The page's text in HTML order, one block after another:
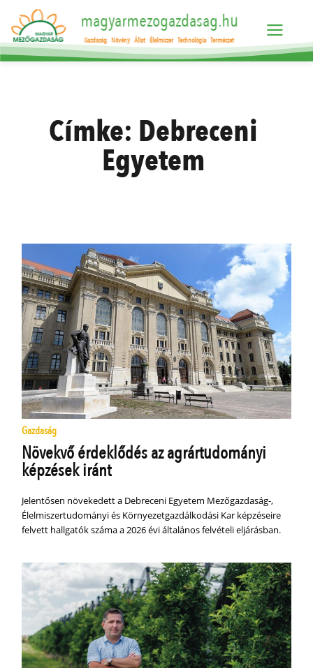
magyarmezogazdasag.hu
Gazdaság Növény Állat Élelmiszer Technológia Természet
Címke: Debreceni
Egyetem
Gazdaság
Növekvő érdeklődés az agrártudományi
képzések iránt
Jelentősen növekedett a Debreceni Egyetem Mezőgazdaság-,
Élelmiszertudományi és Környezetgazdálkodási Kar képzéseire
felvett hallgatók száma a 2026 évi általános felvételi eljárásban.